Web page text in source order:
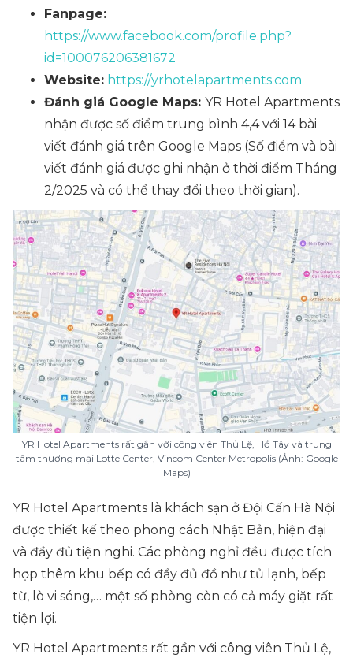
Fanpage:
https://www.facebook.com/profile.php?
id=100076206381672
Website: https://yrhotelapartments.com
Đánh giá Google Maps: YR Hotel Apartments
nhận được số điểm trung bình 4,4 với 14 bài
viết đánh giá trên Google Maps (Số điểm và bài
viết đánh giá được ghi nhận ở thời điểm Tháng
2/2025 và có thể thay đổi theo thời gian).
YR Hotel Apartments rất gần với công viên Thủ Lệ, Hồ Tây và trung
tâm thương mại Lotte Center, Vincom Center Metropolis (Ảnh: Google
Maps)
YR Hotel Apartments là khách sạn ở Đội Cấn Hà Nội
được thiết kế theo phong cách Nhật Bản, hiện đại
và đầy đủ tiện nghi. Các phòng nghỉ đều được tích
hợp thêm khu bếp có đầy đủ đồ như tủ lạnh, bếp
từ, lò vi sóng,… một số phòng còn có cả máy giặt rất
tiện lợi.
YR Hotel Apartments rất gần với công viên Thủ Lệ,